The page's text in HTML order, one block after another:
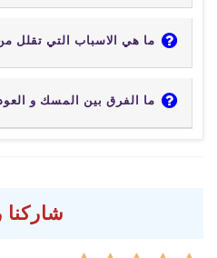
ما هي الاسباب التي تقلل
ما الفرق بين المسك و
شاركنا